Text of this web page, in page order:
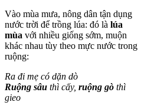
Vào mùa mưa, nông dân tận dụng
nước trời để trồng lúa: đó là lúa
mùa với nhiều giống sớm, muộn
khác nhau tùy theo mực nước trong
ruộng:
Ra đi mẹ có dặn dò
Ruộng sâu thì cấy, ruộng gò thì
gieo